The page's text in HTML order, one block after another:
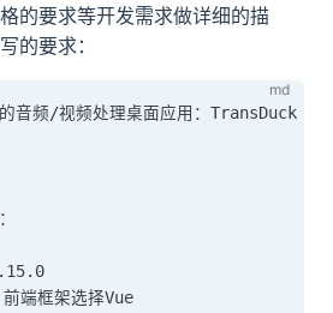
的要求等开发需求做详细的描
的要求：
音频/视频处理桌面应用：TransDuck